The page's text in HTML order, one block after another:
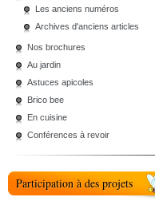
Les anciens numéros
Archives d'anciens articles
Nos brochures
Au jardin
Astuces apicoles
Brico bee
En cuisine
Conférences à revoir
Participation à des projets